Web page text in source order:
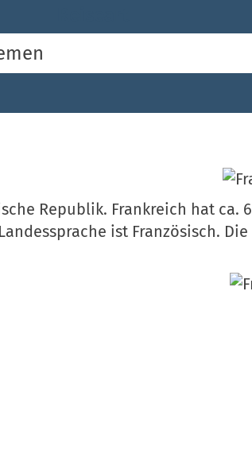
Republik. Frankreich hat ca.
ist Französisch.